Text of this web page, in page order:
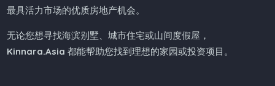
最具活力市场的优质房地产机会。
无论您想寻找海滨别墅、城市住宅或山间度假屋，
Kinnara.Asia 都能帮助您找到理想的家园或投资项目。